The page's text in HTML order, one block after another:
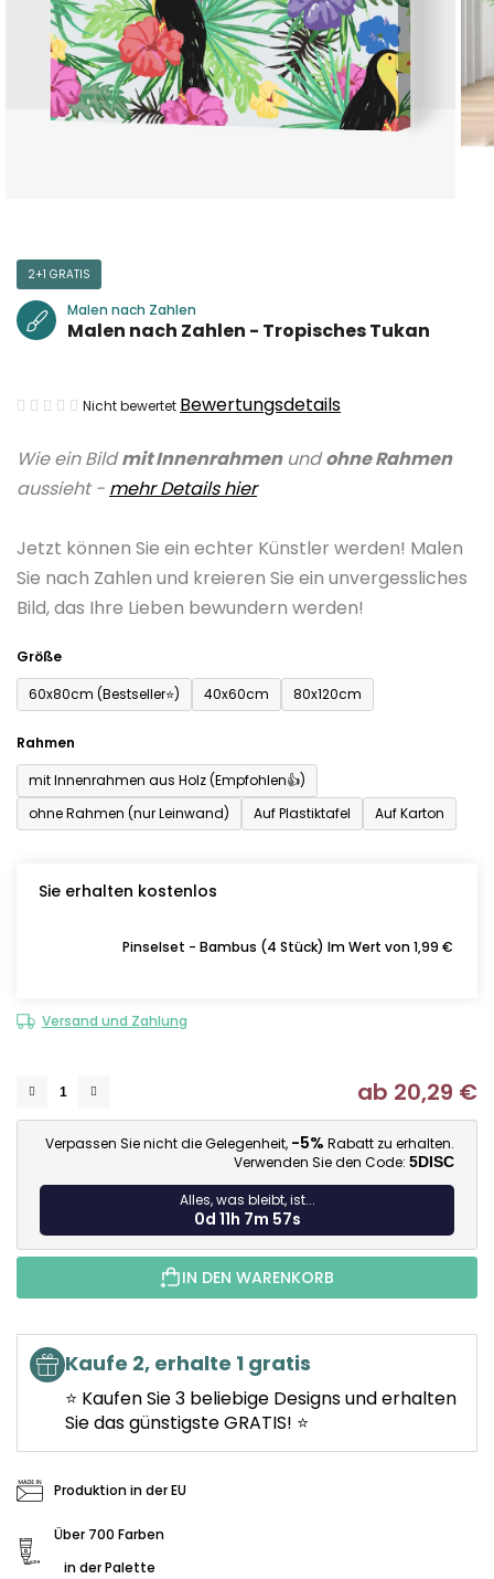
Wie ein Bildmit Innenrahmenundohne Rahmen
aussieht - mehr Details hier
Jetzt können Sie ein echter Künstler werden! Malen
Sie nach Zahlen und kreieren Sie ein unvergessliches
Bild, das Ihre Lieben bewundern werden!
Größe
60x80cm (Bestseller⭐)
40x60cm 80x120cm
Rahmen
mit Innenrahmen aus Holz (Empfohlen👍)
ohne Rahmen (nur Leinwand)
Auf Plastiktafel Auf Karton
Sie erhalten kostenlos
Pinselset - Bambus (4 Stück) Im Wert von 1,99 €
Versand und Zahlung
ab 20,29 €
Verpassen Sie nicht die Gelegenheit, -5% Rabatt zu erhalten.
Verwenden Sie den Code: 5DISC
Alles, was bleibt, ist...
0d 11h 7m 56s
IN DEN WARENKORB
Kaufe 2, erhalte 1 gratis
⭐ Kaufen Sie 3 beliebige Designs und erhalten
Sie das günstigste GRATIS! ⭐
Produktion in der EU
Über 700 Farben
in der Palette
2+1 GRATIS
Malen nach Zahlen
Malen nach Zahlen - Tropisches Tukan
Die
Produktbewertung
ist
von
5
Sternen.
Nicht bewertet Bewertungsdetails